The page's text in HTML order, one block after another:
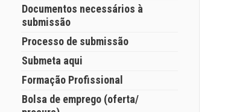
Documentos necessários à
submissão
Processo de submissão
Submeta aqui
Formação Profissional
Bolsa de emprego (oferta/